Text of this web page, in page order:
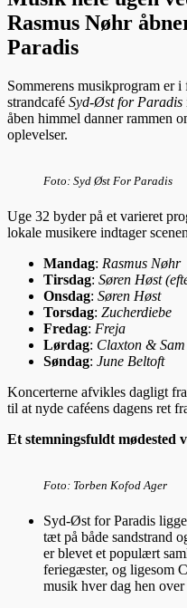
Rasmus Nøhr
Paradis
Sommerens musikprogram er
strandcafé Syd-Øst for Paradis
åben himmel danner rammen
oplevelser.
Foto: Syd Øst For Paradis
Uge 32 byder på et varieret
lokale musikere indtager
Mandag: Rasmus Nøhr
Tirsdag: Søren Høst
Onsdag: Søren Høst
Torsdag: Zucherdiebe
Fredag: Freja
Lørdag: Claxton & Sam
Søndag: June Beltoft
Koncerterne afvikles dagligt
til at nyde caféens dagens ret
Et stemningsfuldt mødested
Foto: Torben Kofod Ager
Syd-Øst for Paradis
tæt på både sandstrand
er blevet et populært
feriegæster, og ligesom
musik hver dag hen over